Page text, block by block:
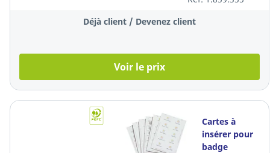
pièces
Déjà client / Devenez client
Voir le prix
Cartes à
insérer pour
badge